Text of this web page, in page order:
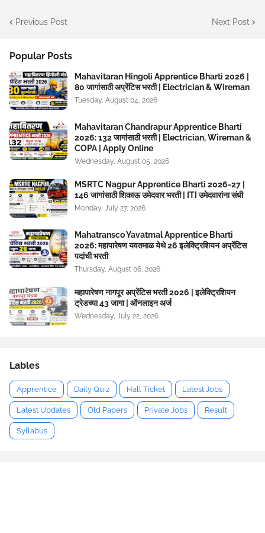
Previous Post Next Post
Popular Posts
Mahavitaran Hingoli Apprentice Bharti 2026 |
80 जागांसाठी अप्रेंटिस भरती | Electrician & Wireman
Tuesday, August 04, 2026
Mahavitaran Chandrapur Apprentice Bharti
2026: 132 जागांसाठी भरती | Electrician, Wireman &
COPA | Apply Online
Wednesday, August 05, 2026
MSRTC Nagpur Apprentice Bharti 2026-27 |
146 जागांसाठी शिकाऊ उमेदवार भरती | ITI उमेदवारांना संधी
Monday, July 27, 2026
Mahatransco Yavatmal Apprentice Bharti
2026: महापारेषण यवतमाळ येथे 26 इलेक्ट्रिशियन अप्रेंटिस
पदांची भरती
Thursday, August 06, 2026
महापारेषण नागपूर अप्रेंटिस भरती 2026 | इलेक्ट्रिशियन
ट्रेडच्या 43 जागा | ऑनलाइन अर्ज
Wednesday, July 22, 2026
Lables
Apprentice Daily Quiz Hall Ticket Latest Jobs
Latest Updates Old Papers Private Jobs Result
Syllabus